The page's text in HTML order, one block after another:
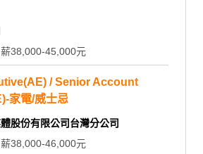
38,000-45,000元
/ Senior Account
家電/威士忌
股份有限公司台灣分公司
38,000-46,000元